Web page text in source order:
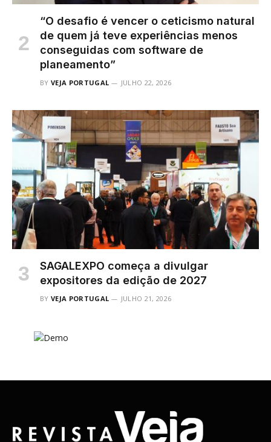
“O desafio é vencer o ceticismo natural
de quem já teve experiências menos
conseguidas com software de
planeamento”
BY VEJA PORTUGAL JULHO 22, 2026
SAGALEXPO começa a divulgar
expositores da edição de 2027
BY VEJA PORTUGAL JULHO 21, 2026